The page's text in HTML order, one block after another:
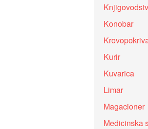
Konobar
Kurir
Kuvarica
Limar
Magacioner
Medicinska